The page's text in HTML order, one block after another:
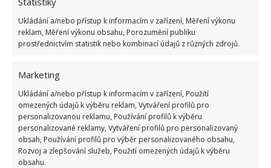
Ukládání a/nebo přístup k informacím v zařízení, Měření výkonu
reklam, Měření výkonu obsahu, Porozumění publiku
prostřednictvím statistik nebo kombinací údajů z různých zdrojů.
Marketing
Ukládání a/nebo přístup k informacím v zařízení, Použití
omezených údajů k výběru reklam, Vytváření profilů pro
personalizovanou reklamu, Používání profilů k výběru
personalizované reklamy, Vytváření profilů pro personalizovaný
obsah, Používání profilů pro výběr personalizovaného obsahu,
Rozvoj a zlepšování služeb, Použití omezených údajů k výběru
obsahu.
Absolvent České zemědělské
univerzity, který je již od malička
velkým kutilem. V podstatě vše, co je